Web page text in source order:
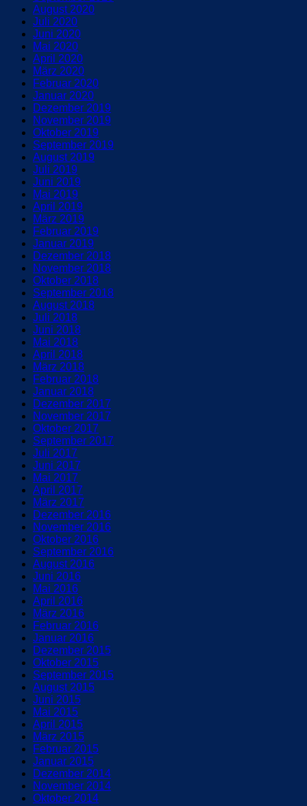
August 2020
Juli 2020
Juni 2020
Mai 2020
April 2020
März 2020
Februar 2020
Januar 2020
Dezember 2019
November 2019
Oktober 2019
September 2019
August 2019
Juli 2019
Juni 2019
Mai 2019
April 2019
März 2019
Februar 2019
Januar 2019
Dezember 2018
November 2018
Oktober 2018
September 2018
August 2018
Juli 2018
Juni 2018
Mai 2018
April 2018
März 2018
Februar 2018
Januar 2018
Dezember 2017
November 2017
Oktober 2017
September 2017
Juli 2017
Juni 2017
Mai 2017
April 2017
März 2017
Dezember 2016
November 2016
Oktober 2016
September 2016
August 2016
Juni 2016
Mai 2016
April 2016
März 2016
Februar 2016
Januar 2016
Dezember 2015
Oktober 2015
September 2015
August 2015
Juni 2015
Mai 2015
April 2015
März 2015
Februar 2015
Januar 2015
Dezember 2014
November 2014
Oktober 2014